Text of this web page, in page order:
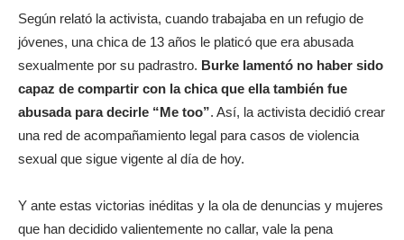
Según relató la activista, cuando trabajaba en un refugio de
jóvenes, una chica de 13 años le platicó que era abusada
sexualmente por su padrastro. Burke lamentó no haber sido
capaz de compartir con la chica que ella también fue
abusada para decirle “Me too”. Así, la activista decidió crear
una red de acompañamiento legal para casos de violencia
sexual que sigue vigente al día de hoy.
Y ante estas victorias inéditas y la ola de denuncias y mujeres
que han decidido valientemente no callar, vale la pena